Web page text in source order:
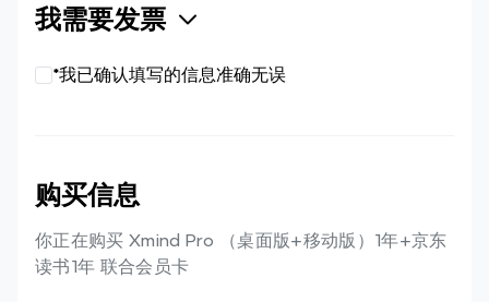
我需要发票
*我已确认填写的信息准确无误
购买信息
你正在购买 Xmind Pro （桌面版+移动版）1年+京东
读书1年 联合会员卡